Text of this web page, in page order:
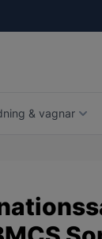
& vagnar